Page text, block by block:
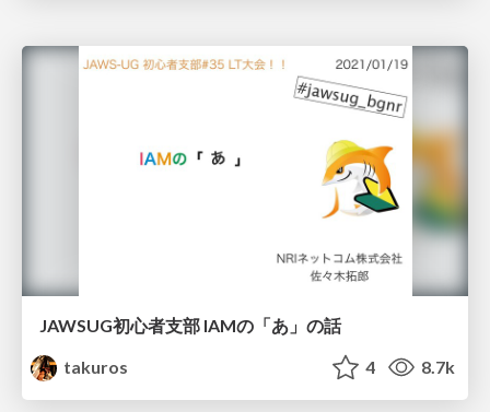
JAWSUG初心者支部 IAMの「あ」の話
takuros
4 8.7k